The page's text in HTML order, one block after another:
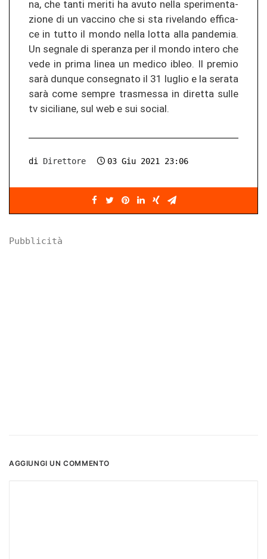
na, che tanti me­ri­ti ha avuto nella sper­imen­ta­
zio­ne di un vac­ci­no che si sta ri­ve­lan­do ef­fi­ca­
ce in tutto il mondo nella lotta alla pan­de­mia.
Un seg­na­le di spe­ran­za per il mondo in­te­ro che
vede in prima linea un me­di­co ibleo. Il pre­mio
sarà dun­que conseg­na­to il 31 lu­glio e la se­ra­ta
sarà come sem­pre tras­m­es­sa in di­ret­ta sulle
tv si­ci­lia­ne, sul web e sui so­cial.
di Direttore 03 Giu 2021 23:06
Pubblicità
AGGIUNGI UN COMMENTO